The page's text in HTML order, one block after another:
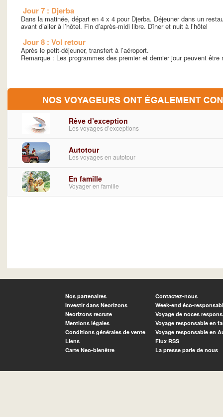
Jour 7 : Djerba
Dans la matinée, départ en 4 x 4 pour Djerba. Déjeuner dans un
avant d’aller à l’hôtel. Fin d’après-midi libre. Dîner et nuit à l’hôtel
Jour 8 : Vol retour
Après le petit-déjeuner, transfert à l’aéroport.
Remarque : Les programmes des premier et dernier jour peuvent
Rêve d’exception
Les voyages d’exceptions
Autotour
Les voyages en autotour
En famille
Voyager en famille
Nos partenaires
Investir dans Neorizons
Neorizons recrute
Mentions légales
Conditions générales de vente
Liens
Carte Neo-bienêtre
Contactez-nous
Week-end éco-
Voyage de noces
Voyage responsable en
Voyage responsable en
Flux RSS
La presse parle de nous